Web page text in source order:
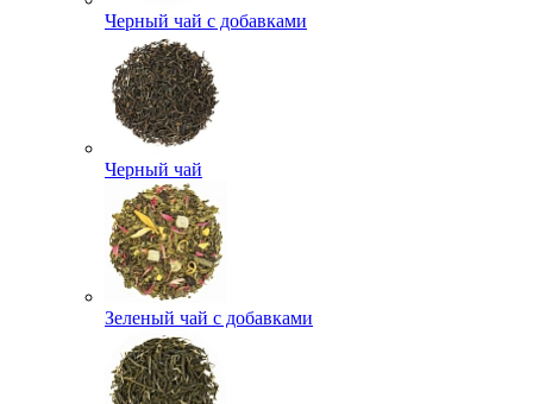
Черный чай с добавками
Черный чай
Зеленый чай с добавками